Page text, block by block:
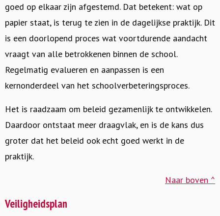
goed op elkaar zijn afgestemd. Dat betekent: wat op
papier staat, is terug te zien in de dagelijkse praktijk. Dit
is een doorlopend proces wat voortdurende aandacht
vraagt van alle betrokkenen binnen de school.
Regelmatig evalueren en aanpassen is een
kernonderdeel van het schoolverbeteringsproces.
Het is raadzaam om beleid gezamenlijk te ontwikkelen.
Daardoor ontstaat meer draagvlak, en is de kans dus
groter dat het beleid ook echt goed werkt in de
praktijk.
Naar boven ^
Veiligheidsplan